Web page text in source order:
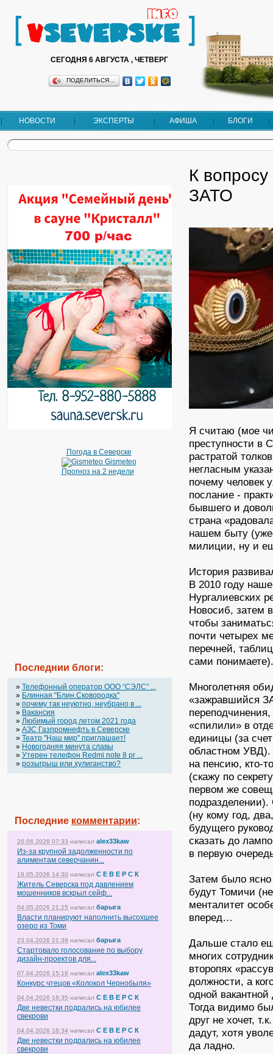
СЕГОДНЯ 6 АВГУСТА , ЧЕТВЕРГ
ПОДЕЛИТЬСЯ…
НОВОСТИ ЭКСПЕРТЫ АФИША БЛОГИ
Погода в Северске
Gismeteo
Прогноз на 2 недели
Последнии блоги:
» Телефонный оператор OOO “СЭЛС” ...
» Блинная "Блин.Сковородка"
» почему так неуютно, неубрано в ...
» Вакансия
» Любимый город летом 2021 года
» АЗС Газпромнефть в Северске
» Театр "Наш мир" приглашает!
» Новогодняя минута славы
» Утерен телефон Redmi note 8 pr ...
» розыгрыш или хулиганство?
Последние комментарии:
20.06.2026 07:33 написал alex33kaw
Из-за крупной задолженности по
алиментам северчанин...
19.05.2026 14:30 написал С Е В Е Р С К
Житель Северска под давлением
мошенников вскрыл сейф...
04.05.2026 21:25 написал барыга
Власти планируют наполнить высохшее
озеро из Томи
23.04.2026 21:39 написал барыга
Стартовало голосование по выбору
дизайн-проектов для...
07.04.2026 15:18 написал alex33kaw
Конкурс чтецов «Колокол Чернобыля»
04.04.2026 18:35 написал С Е В Е Р С К
Две невестки подрались на юбилее
свекрови
04.04.2026 18:34 написал С Е В Е Р С К
Две невестки подрались на юбилее
свекрови
К
ЗАТО
Я считаю (мое
преступности в
растратой
негласным
почему человек
послание -
бывшего и
страна
нашем быту
милиции, ну и
История
В 2010 году
Нургалиевских
Новосиб, затем
чтобы
почти четырех
перечней,
сами
Многолетняя
«зажравшийся
«спилили» в
единицы (за
областном УВД).
на пенсию, кто-
(скажу по
первом же
(ну кому год,
будущего
сказать до
в первую
Затем было
будут Томичи
менталитет
вперед…
Дальше стало
многих
второпях
должности, а
одной
Тогда видимо
друг не хочет,
дадут, хотя
да ладно.